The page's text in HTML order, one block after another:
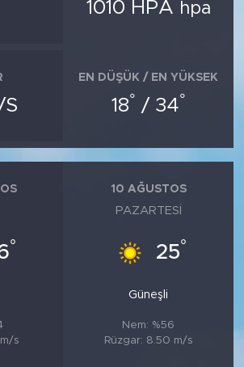
1010 HPA hpa
S
EN DÜŞÜK / EN YÜKSEK
18° / 34°
°
s
10 AĞUSTOS
PAZARTESI
25°
Güneşli
Nem: %56
Rüzgar: 8.50 m/s